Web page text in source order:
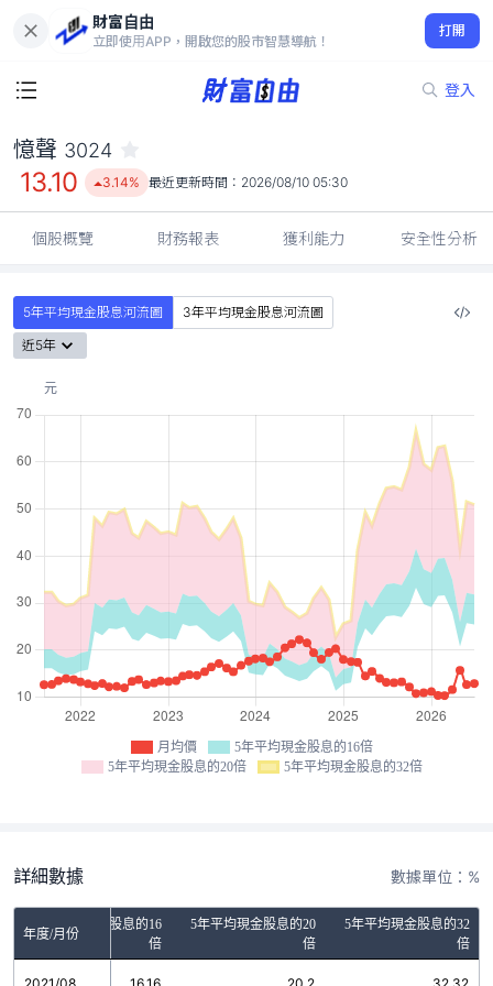
財富自由
立即使用APP，開啟您的股市智慧導航！
打開
登入
13.10
3.14%
憶聲 3024
13.10 3.14% 最近更新時間： 2026/08/10 05:30
個股概覽 財務報表 獲利能力 安全性分析
5年平均現金股息河流圖
3年平均現金股息河流圖
近5年
月均價
5年平均現金股息的16倍
5年平均現金股息的20倍
5年平均現金股息的32倍
詳細數據 數據單位：%
年度/月份
5年平均現金股息的16
倍
5年平均現金股息的20
倍
5年平均現金股息的32
倍